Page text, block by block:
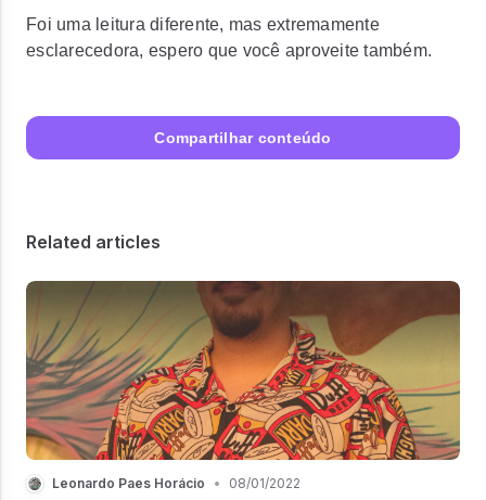
Foi uma leitura diferente, mas extremamente
esclarecedora, espero que você aproveite também.
Compartilhar conteúdo
Related articles
Leonardo Paes Horácio • 08/01/2022